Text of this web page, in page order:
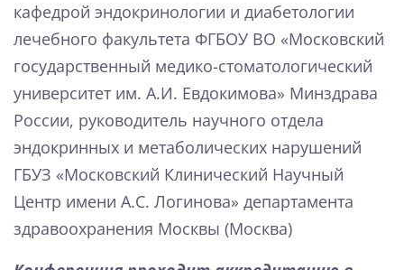
кафедрой эндокринологии и диабетологии
лечебного факультета ФГБОУ ВО «Московский
государственный медико-стоматологический
университет им. А.И. Евдокимова» Минздрава
России, руководитель научного отдела
эндокринных и метаболических нарушений
ГБУЗ «Московский Клинический Научный
Центр имени А.С. Логинова» департамента
здравоохранения Москвы (Москва)